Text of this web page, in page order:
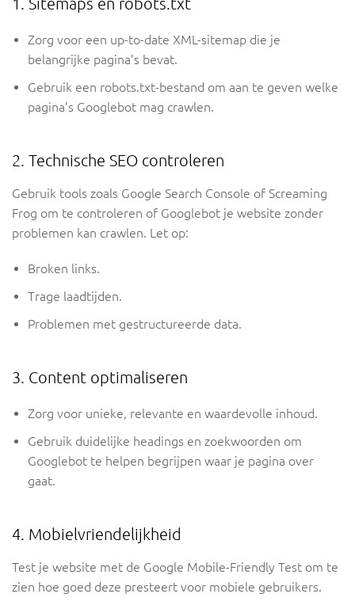
1. Sitemaps en robots.txt
Zorg voor een up-to-date XML-sitemap die je
belangrijke pagina’s bevat.
Gebruik een robots.txt-bestand om aan te geven welke
pagina’s Googlebot mag crawlen.
2. Technische SEO controleren
Gebruik tools zoals Google Search Console of Screaming
Frog om te controleren of Googlebot je website zonder
problemen kan crawlen. Let op:
Broken links.
Trage laadtijden.
Problemen met gestructureerde data.
3. Content optimaliseren
Zorg voor unieke, relevante en waardevolle inhoud.
Gebruik duidelijke headings en zoekwoorden om
Googlebot te helpen begrijpen waar je pagina over
gaat.
4. Mobielvriendelijkheid
Test je website met de Google Mobile-Friendly Test om te
zien hoe goed deze presteert voor mobiele gebruikers.